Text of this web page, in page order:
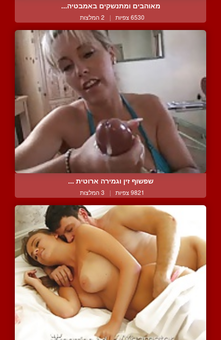
מאוהבים ומתנשקים באמבטיה...
6530 צפיות | 2 המלצות
שפשוף זין וגמירה ארוטית ...
9821 צפיות | 3 המלצות